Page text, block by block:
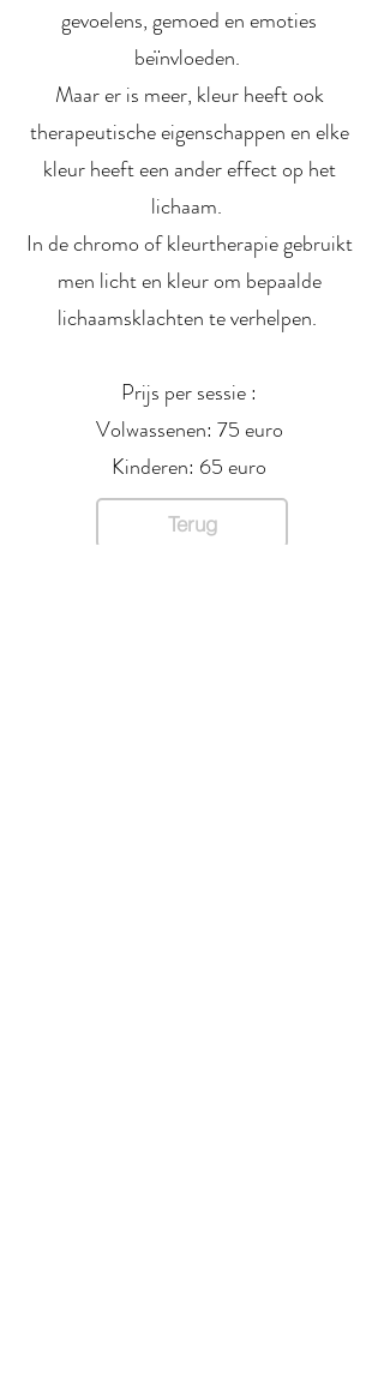
gevoelens, gemoed en emoties
beïnvloeden.
Maar er is meer, kleur heeft ook
therapeutische eigenschappen en elke
kleur heeft een ander effect op het
lichaam.
In de chromo of kleurtherapie gebruikt
men licht en kleur om bepaalde
lichaamsklachten te verhelpen.
Prijs per sessie :
Volwassenen: 75 euro
Kinderen: 65 euro
Terug